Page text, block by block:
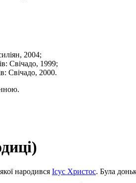
2004;
Свічадо, 1999;
Свічадо, 2000.
народився Ісус Христос. Була